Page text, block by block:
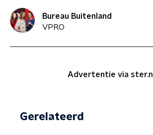
Bureau Buitenland
VPRO
Advertentie via ster.nl
Gerelateerd